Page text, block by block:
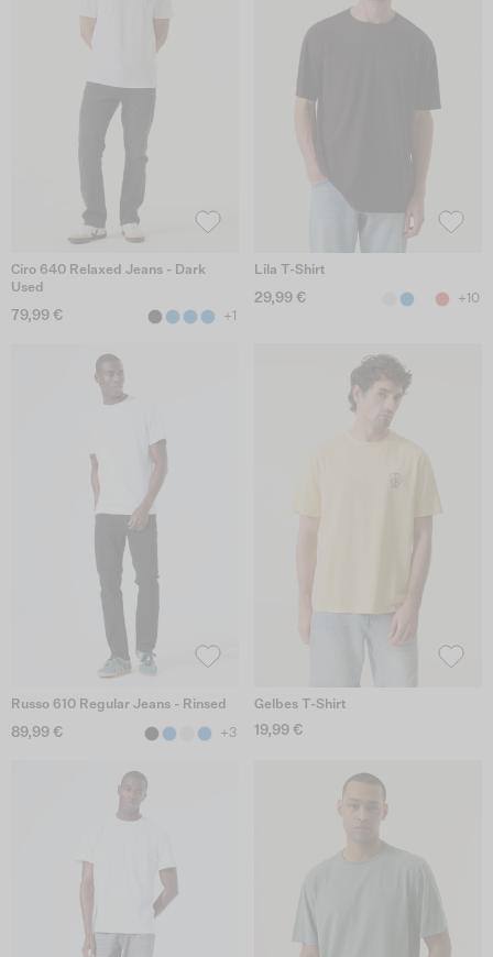
Ciro 640 Relaxed Jeans - Dark
Used
79,99 € +1
Lila T-Shirt
29,99 € +10
Russo 610 Regular Jeans - Rinsed
89,99 € +3
Gelbes T-Shirt
19,99 €